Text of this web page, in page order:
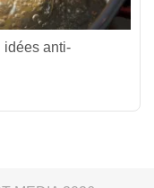
idées anti-